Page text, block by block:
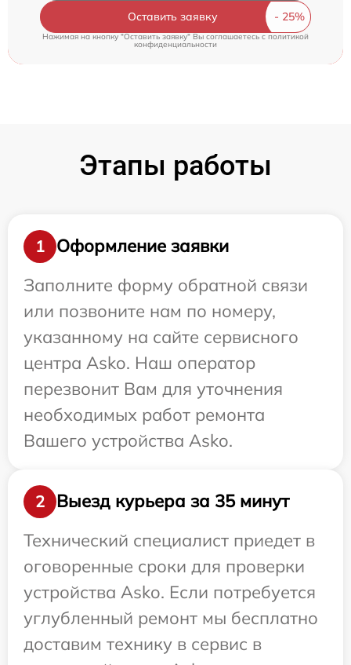
Оставить заявку
Нажимая на кнопку "Оставить заявку" Вы соглашаетесь cполитикой
конфиденциальности
Этапы работы
1
Оформление заявки
Заполните форму обратной связи
или позвоните нам по номеру,
указанному на сайте сервисного
центра Asko. Наш оператор
перезвонит Вам для уточнения
необходимых работ ремонта
Вашего устройства Asko.
2
Выезд курьера за 35 минут
Технический специалист приедет в
оговоренные сроки для проверки
устройства Asko. Если потребуется
углубленный ремонт мы бесплатно
доставим технику в сервис в